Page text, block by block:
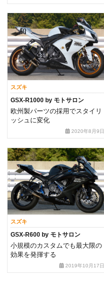
スズキ
GSX-R1000 by モトサロン
欧州製パーツの採用でスタイリ
ッシュに変化
2020年8月9日
スズキ
GSX-R600 by モトサロン
小規模のカスタムでも最大限の
効果を発揮する
2019年10月17日